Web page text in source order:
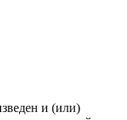
и (или)